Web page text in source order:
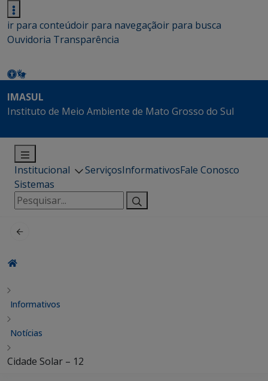
ir para conteúdoir para navegaçãoir para busca
Ouvidoria Transparência
IMASUL
Instituto de Meio Ambiente de Mato Grosso do Sul
Institucional ServiçosInformativosFale Conosco
Sistemas
Pesquisar
por:
Informativos
Notícias
Cidade Solar – 12